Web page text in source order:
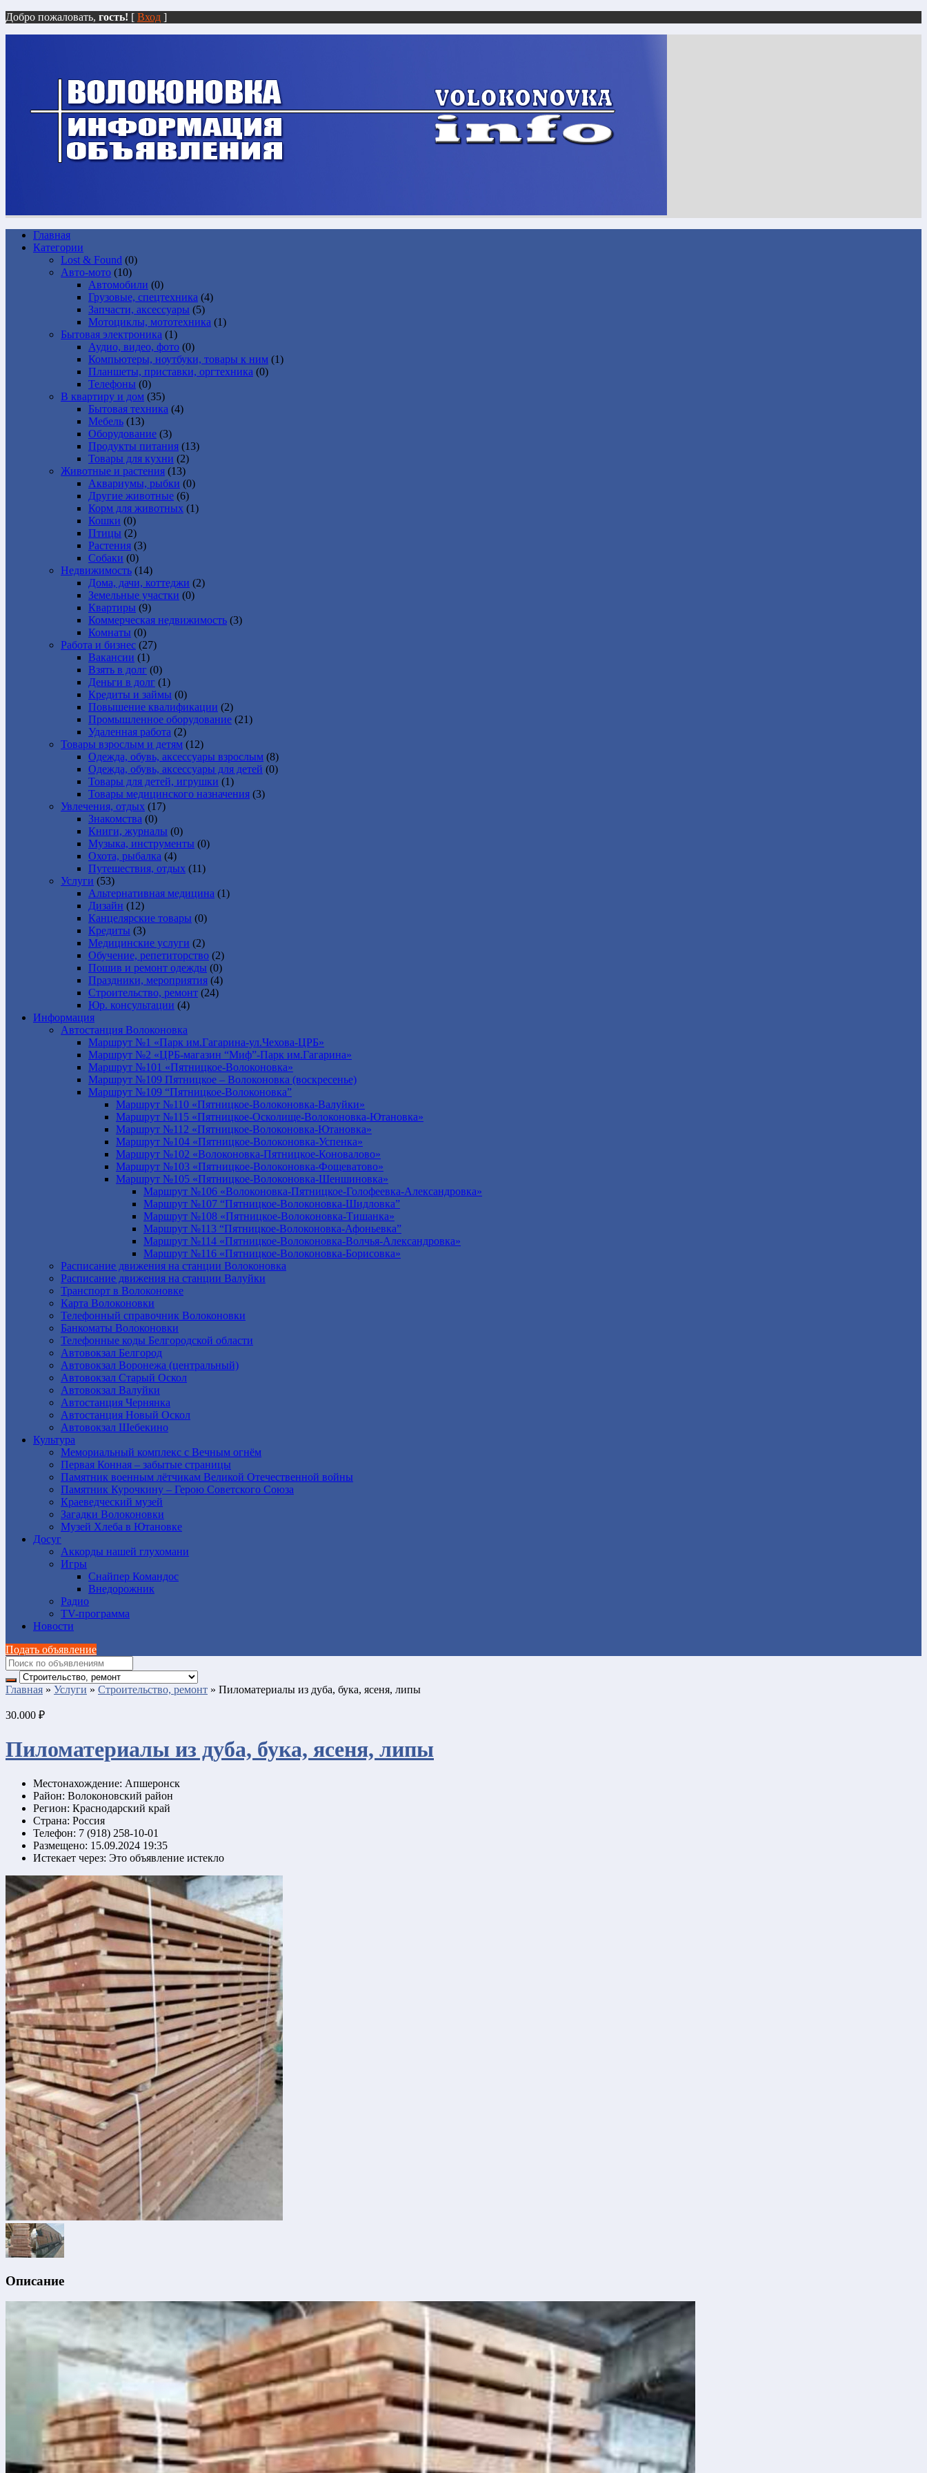
Добро пожаловать, гость! [ Вход ]
Главная
Категории
Lost & Found (0)
Авто-мото (10)
Автомобили (0)
Грузовые, спецтехника (4)
Запчасти, аксессуары (5)
Мотоциклы, мототехника (1)
Бытовая электроника (1)
Аудио, видео, фото (0)
Компьютеры, ноутбуки, товары к ним (1)
Планшеты, приставки, оргтехника (0)
Телефоны (0)
В квартиру и дом (35)
Бытовая техника (4)
Мебель (13)
Оборудование (3)
Продукты питания (13)
Товары для кухни (2)
Животные и растения (13)
Аквариумы, рыбки (0)
Другие животные (6)
Корм для животных (1)
Кошки (0)
Птицы (2)
Растения (3)
Собаки (0)
Недвижимость (14)
Дома, дачи, коттеджи (2)
Земельные участки (0)
Квартиры (9)
Коммерческая недвижимость (3)
Комнаты (0)
Работа и бизнес (27)
Вакансии (1)
Взять в долг (0)
Деньги в долг (1)
Кредиты и займы (0)
Повышение квалификации (2)
Промышленное оборудование (21)
Удаленная работа (2)
Товары взрослым и детям (12)
Одежда, обувь, аксессуары взрослым (8)
Одежда, обувь, аксессуары для детей (0)
Товары для детей, игрушки (1)
Товары медицинского назначения (3)
Увлечения, отдых (17)
Знакомства (0)
Книги, журналы (0)
Музыка, инструменты (0)
Охота, рыбалка (4)
Путешествия, отдых (11)
Услуги (53)
Альтернативная медицина (1)
Дизайн (12)
Канцелярские товары (0)
Кредиты (3)
Медицинские услуги (2)
Обучение, репетиторство (2)
Пошив и ремонт одежды (0)
Праздники, мероприятия (4)
Строительство, ремонт (24)
Юр. консультации (4)
Информация
Автостанция Волоконовка
Маршрут №1 «Парк им.Гагарина-ул.Чехова-ЦРБ»
Маршрут №2 «ЦРБ-магазин “Миф”-Парк им.Гагарина»
Маршрут №101 «Пятницкое-Волоконовка»
Маршрут №109 Пятницкое – Волоконовка (воскресенье)
Маршрут №109 “Пятницкое-Волоконовка”
Маршрут №110 «Пятницкое-Волоконовка-Валуйки»
Маршрут №115 «Пятницкое-Осколище-Волоконовка-Ютановка»
Маршрут №112 «Пятницкое-Волоконовка-Ютановка»
Маршрут №104 «Пятницкое-Волоконовка-Успенка»
Маршрут №102 «Волоконовка-Пятницкое-Коновалово»
Маршрут №103 «Пятницкое-Волоконовка-Фощеватово»
Маршрут №105 «Пятницкое-Волоконовка-Шеншиновка»
Маршрут №106 «Волоконовка-Пятницкое-Голофеевка-Александровка»
Маршрут №107 “Пятницкое-Волоконовка-Шидловка”
Маршрут №108 «Пятницкое-Волоконовка-Тишанка»
Маршрут №113 “Пятницкое-Волоконовка-Афоньевка”
Маршрут №114 «Пятницкое-Волоконовка-Волчья-Александровка»
Маршрут №116 «Пятницкое-Волоконовка-Борисовка»
Расписание движения на станции Волоконовка
Расписание движения на станции Валуйки
Транспорт в Волоконовке
Карта Волоконовки
Телефонный справочник Волоконовки
Банкоматы Волоконовки
Телефонные коды Белгородской области
Автовокзал Белгород
Автовокзал Воронежа (центральный)
Автовокзал Старый Оскол
Автовокзал Валуйки
Автостанция Чернянка
Автостанция Новый Оскол
Автовокзал Шебекино
Культура
Мемориальный комплекс с Вечным огнём
Первая Конная – забытые страницы
Памятник военным лётчикам Великой Отечественной войны
Памятник Курочкину – Герою Советского Союза
Краеведческий музей
Загадки Волоконовки
Музей Хлеба в Ютановке
Досуг
Аккорды нашей глухомани
Игры
Снайпер Командос
Внедорожник
Радио
TV-программа
Новости
Подать объявление
Главная » Услуги » Строительство, ремонт » Пиломатериалы из дуба, бука, ясеня, липы
30.000 ₽
Пиломатериалы из дуба, бука, ясеня, липы
Местонахождение: Апшеронск
Район: Волоконовский район
Регион: Краснодарский край
Страна: Россия
Телефон: 7 (918) 258-10-01
Размещено: 15.09.2024 19:35
Истекает через: Это объявление истекло
Описание